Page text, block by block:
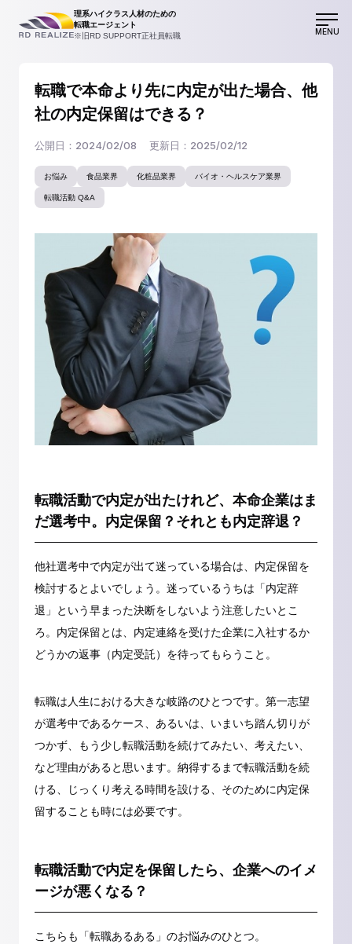
理系ハイクラス人材のための
転職エージェント
※旧RD SUPPORT正社員転職
MENU
転職で本命より先に内定が出た場合、他
社の内定保留はできる？
公開日：2024/02/08 更新日：2025/02/12
お悩み 食品業界 化粧品業界 バイオ・ヘルスケア業界
転職活動 Q&A
転職活動で内定が出たけれど、本命企業はま
だ選考中。内定保留？それとも内定辞退？
他社選考中で内定が出て迷っている場合は、内定保留を
検討するとよいでしょう。迷っているうちは「内定辞
退」という早まった決断をしないよう注意したいとこ
ろ。内定保留とは、内定連絡を受けた企業に入社するか
どうかの返事（内定受託）を待ってもらうこと。
転職は人生における大きな岐路のひとつです。第一志望
が選考中であるケース、あるいは、いまいち踏ん切りが
つかず、もう少し転職活動を続けてみたい、考えたい、
など理由があると思います。納得するまで転職活動を続
ける、じっくり考える時間を設ける、そのために内定保
留することも時には必要です。
転職活動で内定を保留したら、企業へのイメ
ージが悪くなる？
こちらも「転職あるある」のお悩みのひとつ。